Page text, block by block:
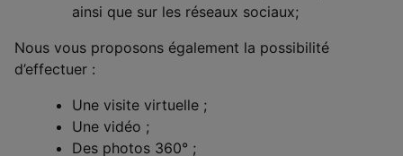
ainsi que sur les réseaux sociaux;
Nous vous proposons également la possibilité
d’effectuer :
Une visite virtuelle ;
Une vidéo ;
Des photos 360° ;